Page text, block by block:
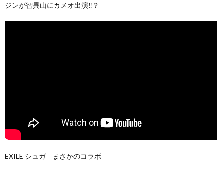
ジンが智異山にカメオ出演‼︎？
EXILE シュガ まさかのコラボ